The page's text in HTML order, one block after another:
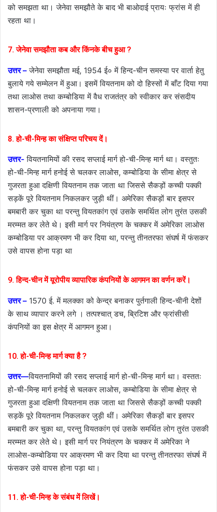
को समझता था। जेनेवा समझौते के बाद भी बाओदाई प्रायः फ्रांस में ही
रहता था।
7. जेनेवा समझौता कब और किंनके बीच हुआ ?
उत्तर – जेनेवा समझौता मई, 1954 ई० में हिन्द-चीन समस्या पर वार्ता हेतु
बुलाये गये सम्मेलन में हुआ। इसमें वियतनाम को दो हिस्सों में बाँट दिया गया
तथा लाओस तथा कम्बोडिया में वैध राजतंत्र को स्वीकार कर संसदीय
शासन-प्रणाली को अपनाया गया।
8. हो-ची-मिन्ह का संक्षिप्त परिचय दें।
उत्तर- वियतनामियों की रसद सप्लाई मार्ग हो-ची-मिन्ह मार्ग था। वस्तुतः
हो-ची-मिन्ह मार्ग हनोई से चलकर लाओस, कम्बोडिया के सीमा क्षेत्र से
गुजरता हुआ दक्षिणी वियतनाम तक जाता था जिससे सैकड़ों कच्ची पक्की
सड़कें पूरे वियतनाम निकलकर जुड़ी थीं। अमेरिका सैकड़ों बार इसपर
बमबारी कर चुका था परन्तु वियतकांग एवं उसके समर्थित लोग तुरंत उसकी
मरम्मत कर लेते थे। इसी मार्ग पर नियंत्रण के चक्कर में अमेरिका लाओस
कम्बोडिया पर आक्रमण भी कर दिया था, परन्तु तीनतरफा संघर्ष में फंसकर
उसे वापस होना पड़ा था
9. हिन्द-चीन में यूरोपीय व्यापारिक कंपनियों के आगमन का वर्णन करें।
उत्तर – 1570 ई. में मलक्का को केन्द्र बनाकर पुर्तगाली हिन्द-चीनी देशों
के साथ व्यापार करने लगे । तत्पश्चात् डच, ब्रिटिश और फ्रांसीसी
कंपनियों का इस क्षेत्र में आगमन हुआ।
10. हो-ची-मिन्ह मार्ग क्या है ?
उत्तर—वियतनामियों की रसद सप्लाई मार्ग हो-ची-मिन्ह मार्ग था। वस्ततः
हो-ची-मिन्ह मार्ग हनोई से चलकर लाओस, कम्बोडिया के सीमा क्षेत्र से
गुजरता हुआ दक्षिणी वियतनाम तक जाता था जिससे सैकड़ों कच्ची पक्की
सड़कें पूरे वियतनाम निकलकर जुड़ी थीं। अमेरिका सैकड़ों बार इसपर
बमबारी कर चुका था, परन्तु वियतकांग एवं उसके समर्थित लोग तुरंत उसकी
मरम्मत कर लेते थे। इसी मार्ग पर नियंत्रण के चक्कर में अमेरिका ने
लाओस-कम्बोडिया पर आक्रमण भी कर दिया था परन्तु तीनतरफा संघर्ष में
फंसकर उसे वापस होना पड़ा था।
11. हो-ची-मिन्ह के संबंध में लिखें।